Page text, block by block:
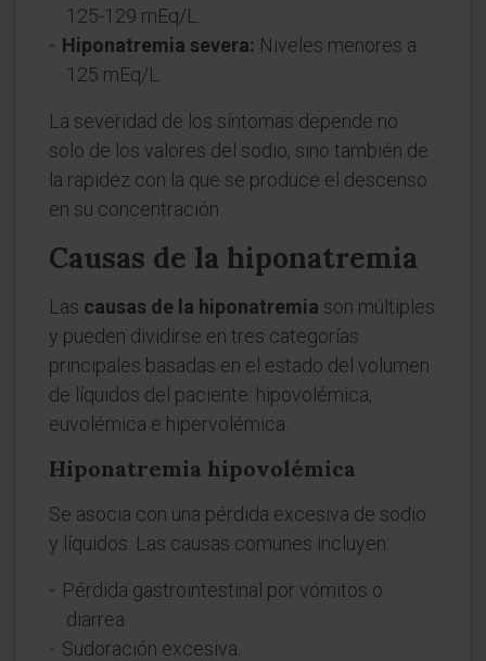
125-129 mEq/L.
Hiponatremia severa: Niveles menores a
125 mEq/L.
La severidad de los síntomas depende no
solo de los valores del sodio, sino también de
la rapidez con la que se produce el descenso
en su concentración.
Causas de la hiponatremia
Las causas de la hiponatremia son múltiples
y pueden dividirse en tres categorías
principales basadas en el estado del volumen
de líquidos del paciente: hipovolémica,
euvolémica e hipervolémica.
Hiponatremia hipovolémica
Se asocia con una pérdida excesiva de sodio
y líquidos. Las causas comunes incluyen:
Pérdida gastrointestinal por vómitos o
diarrea.
Sudoración excesiva.